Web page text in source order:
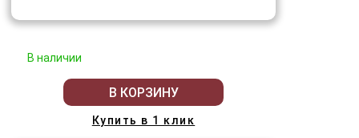
В наличии
В КОРЗИНУ
Купить в 1 клик